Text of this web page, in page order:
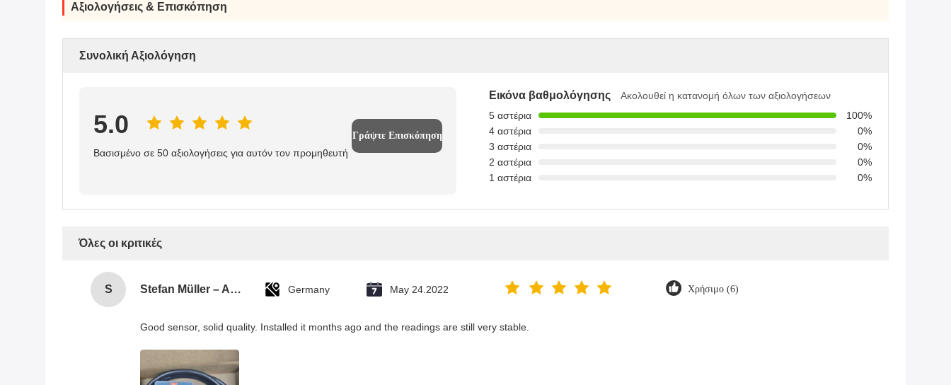
Αξιολογήσεις & Επισκόπηση
Συνολική Αξιολόγηση
5.0
Βασισμένο σε 50 αξιολογήσεις για αυτόν τον προμηθευτή
Γράψτε Επισκόπηση
Εικόνα βαθμολόγησης
Ακολουθεί η κατανομή όλων των αξιολογήσεων
5 αστέρια
100%
4 αστέρια
0%
3 αστέρια
0%
2 αστέρια
0%
1 αστέρια
0%
Όλες οι κριτικές
S Stefan Müller – Automation Engineer Germany May 24.2022 Χρήσιμο (6)
Good sensor, solid quality. Installed it months ago and the readings are still very stable.